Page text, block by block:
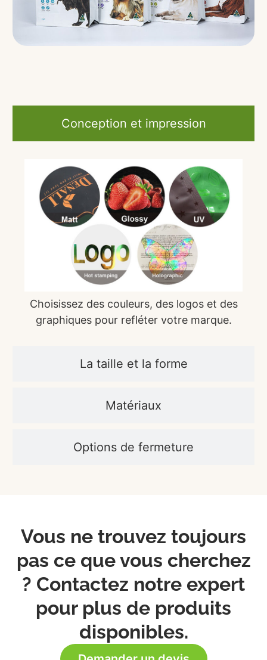
Conception et impression
La taille et la forme
Matériaux
Options de fermeture
Choisissez des couleurs, des logos et des
graphiques pour refléter votre marque.
Vous ne trouvez toujours
pas ce que vous cherchez
? Contactez notre expert
pour plus de produits
disponibles.